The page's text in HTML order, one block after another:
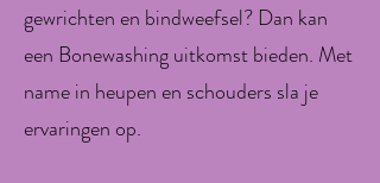
gewrichten en bindweefsel? Dan kan
een Bonewashing uitkomst bieden. Met
name in heupen en schouders sla je
ervaringen op.